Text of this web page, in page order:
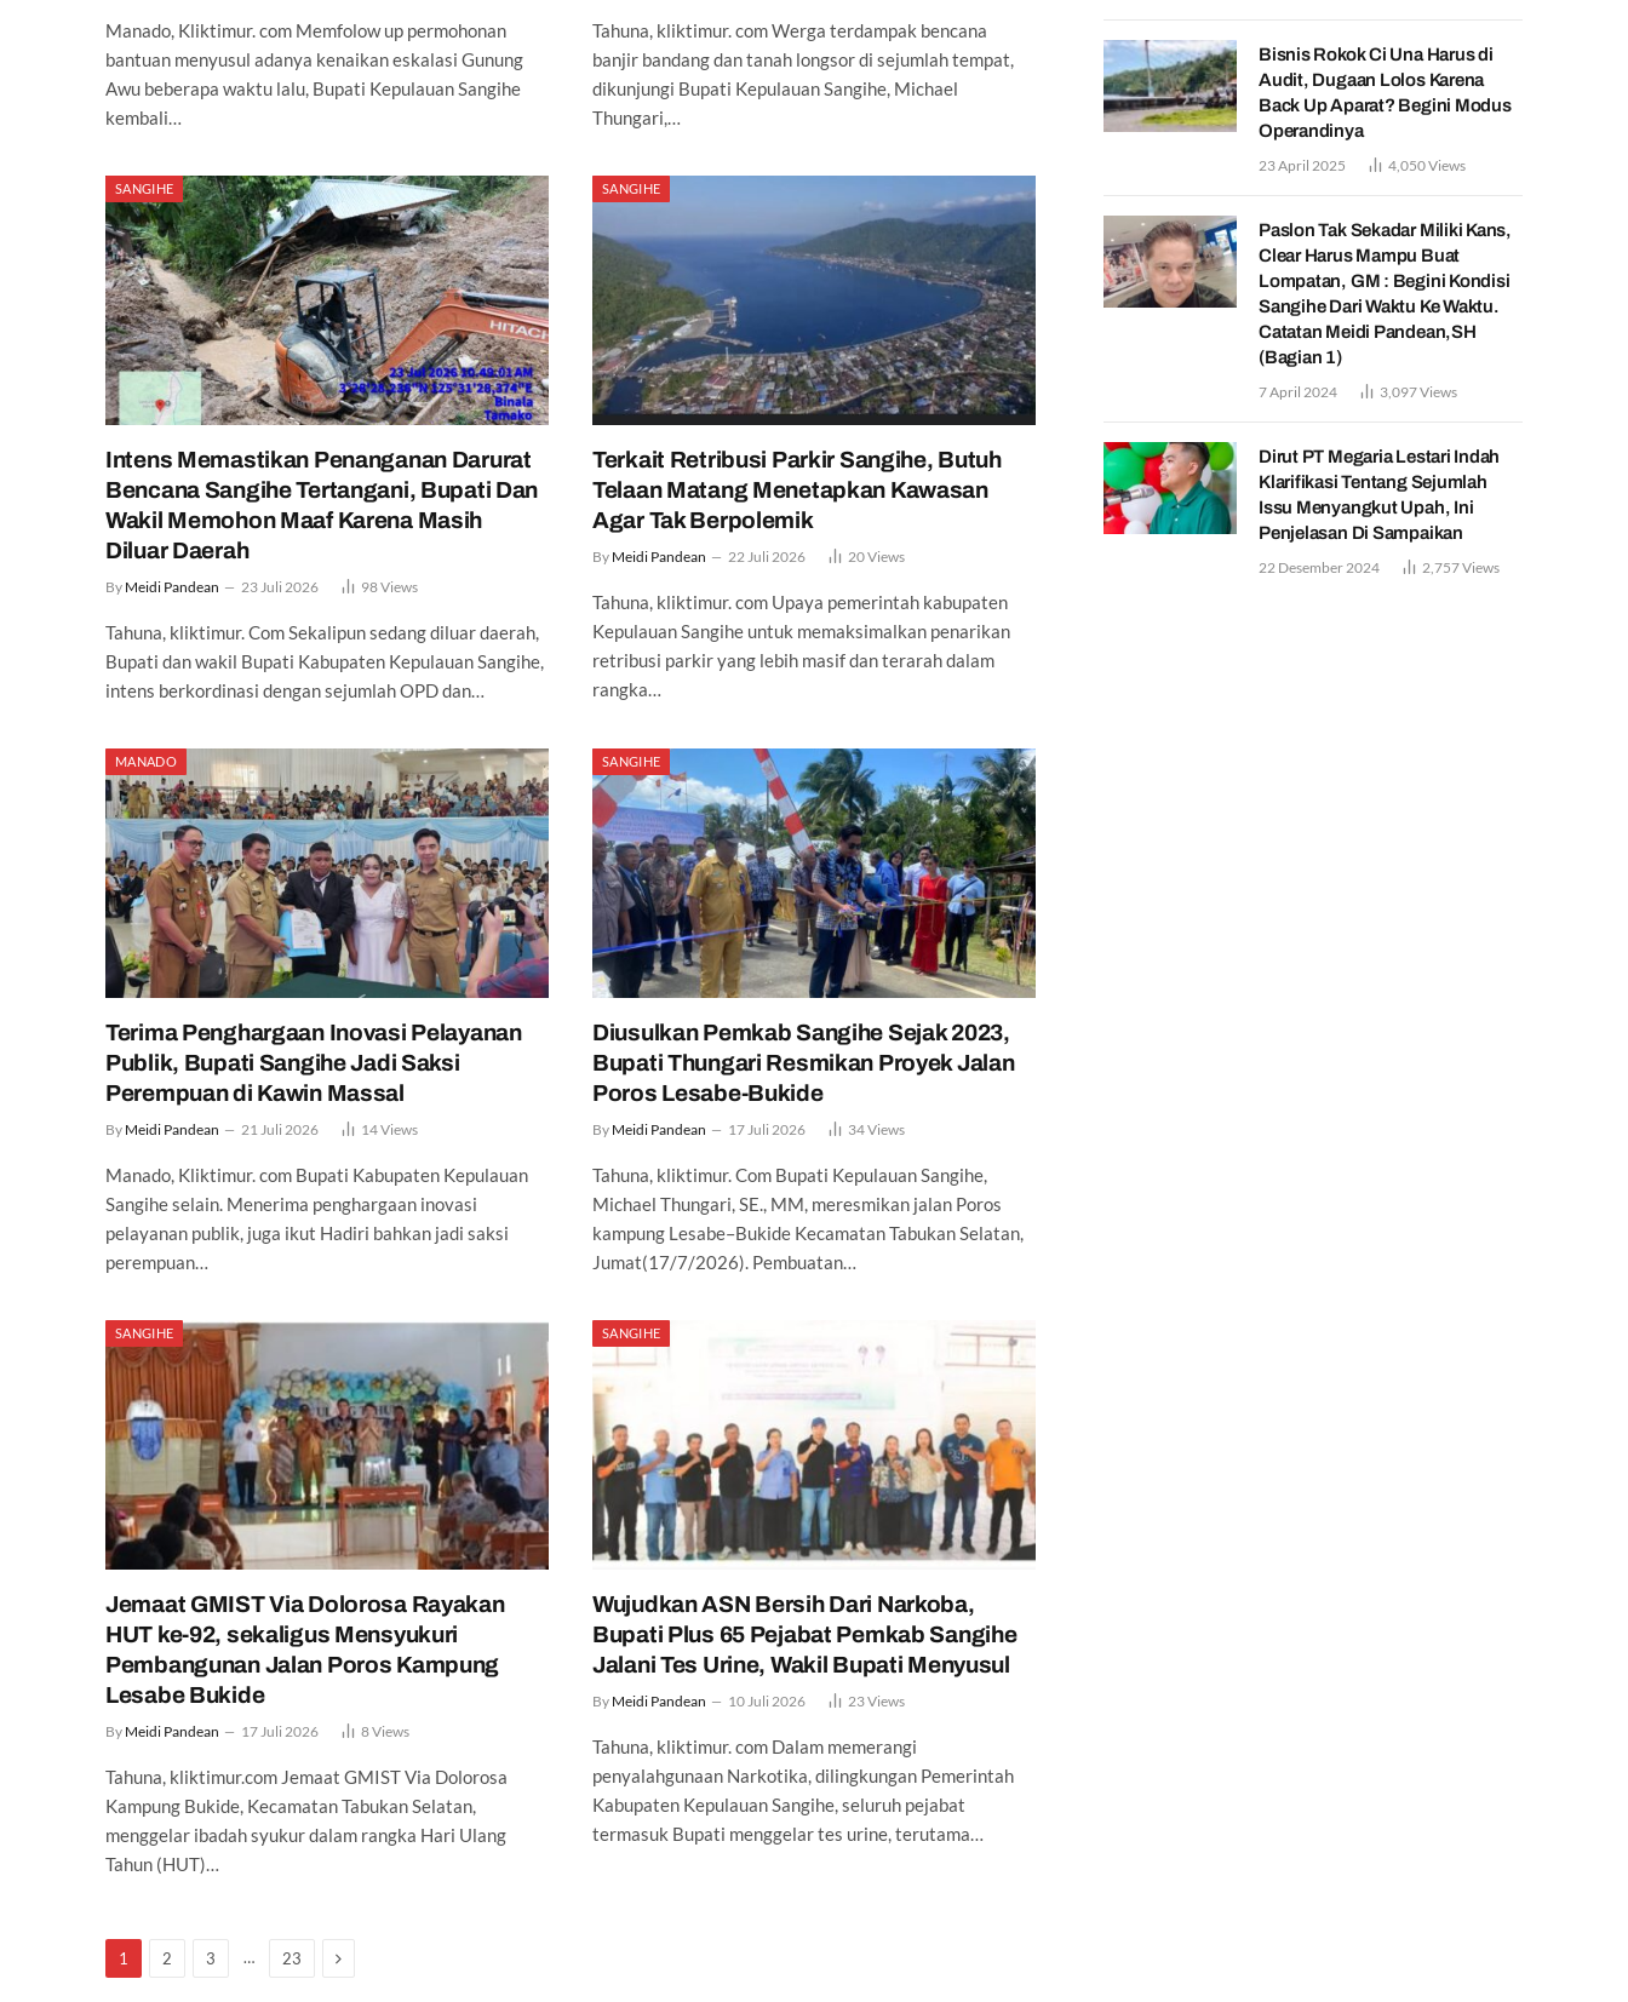
Manado, Kliktimur. com Memfolow up permohonan
bantuan menyusul adanya kenaikan eskalasi Gunung
Awu beberapa waktu lalu, Bupati Kepulauan Sangihe
kembali…
Tahuna, kliktimur. com Werga terdampak bencana
banjir bandang dan tanah longsor di sejumlah tempat,
dikunjungi Bupati Kepulauan Sangihe, Michael
Thungari,…
SANGIHE
Intens Memastikan Penanganan Darurat
Bencana Sangihe Tertangani, Bupati Dan
Wakil Memohon Maaf Karena Masih
Diluar Daerah
By Meidi Pandean 23 Juli 2026 98Views
Tahuna, kliktimur. Com Sekalipun sedang diluar daerah,
Bupati dan wakil Bupati Kabupaten Kepulauan Sangihe,
intens berkordinasi dengan sejumlah OPD dan…
SANGIHE
Terkait Retribusi Parkir Sangihe, Butuh
Telaan Matang Menetapkan Kawasan
Agar Tak Berpolemik
By Meidi Pandean 22 Juli 2026 20Views
Tahuna, kliktimur. com Upaya pemerintah kabupaten
Kepulauan Sangihe untuk memaksimalkan penarikan
retribusi parkir yang lebih masif dan terarah dalam
rangka…
MANADO
Terima Penghargaan Inovasi Pelayanan
Publik, Bupati Sangihe Jadi Saksi
Perempuan di Kawin Massal
By Meidi Pandean 21 Juli 2026 14Views
Manado, Kliktimur. com Bupati Kabupaten Kepulauan
Sangihe selain. Menerima penghargaan inovasi
pelayanan publik, juga ikut Hadiri bahkan jadi saksi
perempuan…
SANGIHE
Diusulkan Pemkab Sangihe Sejak 2023,
Bupati Thungari Resmikan Proyek Jalan
Poros Lesabe-Bukide
By Meidi Pandean 17 Juli 2026 34Views
Tahuna, kliktimur. Com Bupati Kepulauan Sangihe,
Michael Thungari, SE., MM, meresmikan jalan Poros
kampung Lesabe–Bukide Kecamatan Tabukan Selatan,
Jumat(17/7/2026). Pembuatan…
SANGIHE
Jemaat GMIST Via Dolorosa Rayakan
HUT ke-92, sekaligus Mensyukuri
Pembangunan Jalan Poros Kampung
Lesabe Bukide
By Meidi Pandean 17 Juli 2026 8Views
Tahuna, kliktimur.com Jemaat GMIST Via Dolorosa
Kampung Bukide, Kecamatan Tabukan Selatan,
menggelar ibadah syukur dalam rangka Hari Ulang
Tahun (HUT)…
SANGIHE
Wujudkan ASN Bersih Dari Narkoba,
Bupati Plus 65 Pejabat Pemkab Sangihe
Jalani Tes Urine, Wakil Bupati Menyusul
By Meidi Pandean 10 Juli 2026 23Views
Tahuna, kliktimur. com Dalam memerangi
penyalahgunaan Narkotika, dilingkungan Pemerintah
Kabupaten Kepulauan Sangihe, seluruh pejabat
termasuk Bupati menggelar tes urine, terutama…
1 2 3 … 23 Next
Bisnis Rokok Ci Una Harus di
Audit, Dugaan Lolos Karena
Back Up Aparat? Begini Modus
Operandinya
23 April 2025 4,050Views
Paslon Tak Sekadar Miliki Kans,
Clear Harus Mampu Buat
Lompatan, GM : Begini Kondisi
Sangihe Dari Waktu Ke Waktu.
Catatan Meidi Pandean,SH
(Bagian 1)
7 April 2024 3,097Views
Dirut PT Megaria Lestari Indah
Klarifikasi Tentang Sejumlah
Issu Menyangkut Upah, Ini
Penjelasan Di Sampaikan
22 Desember 2024 2,757Views